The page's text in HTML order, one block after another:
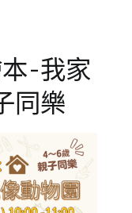
本-我家
同樂